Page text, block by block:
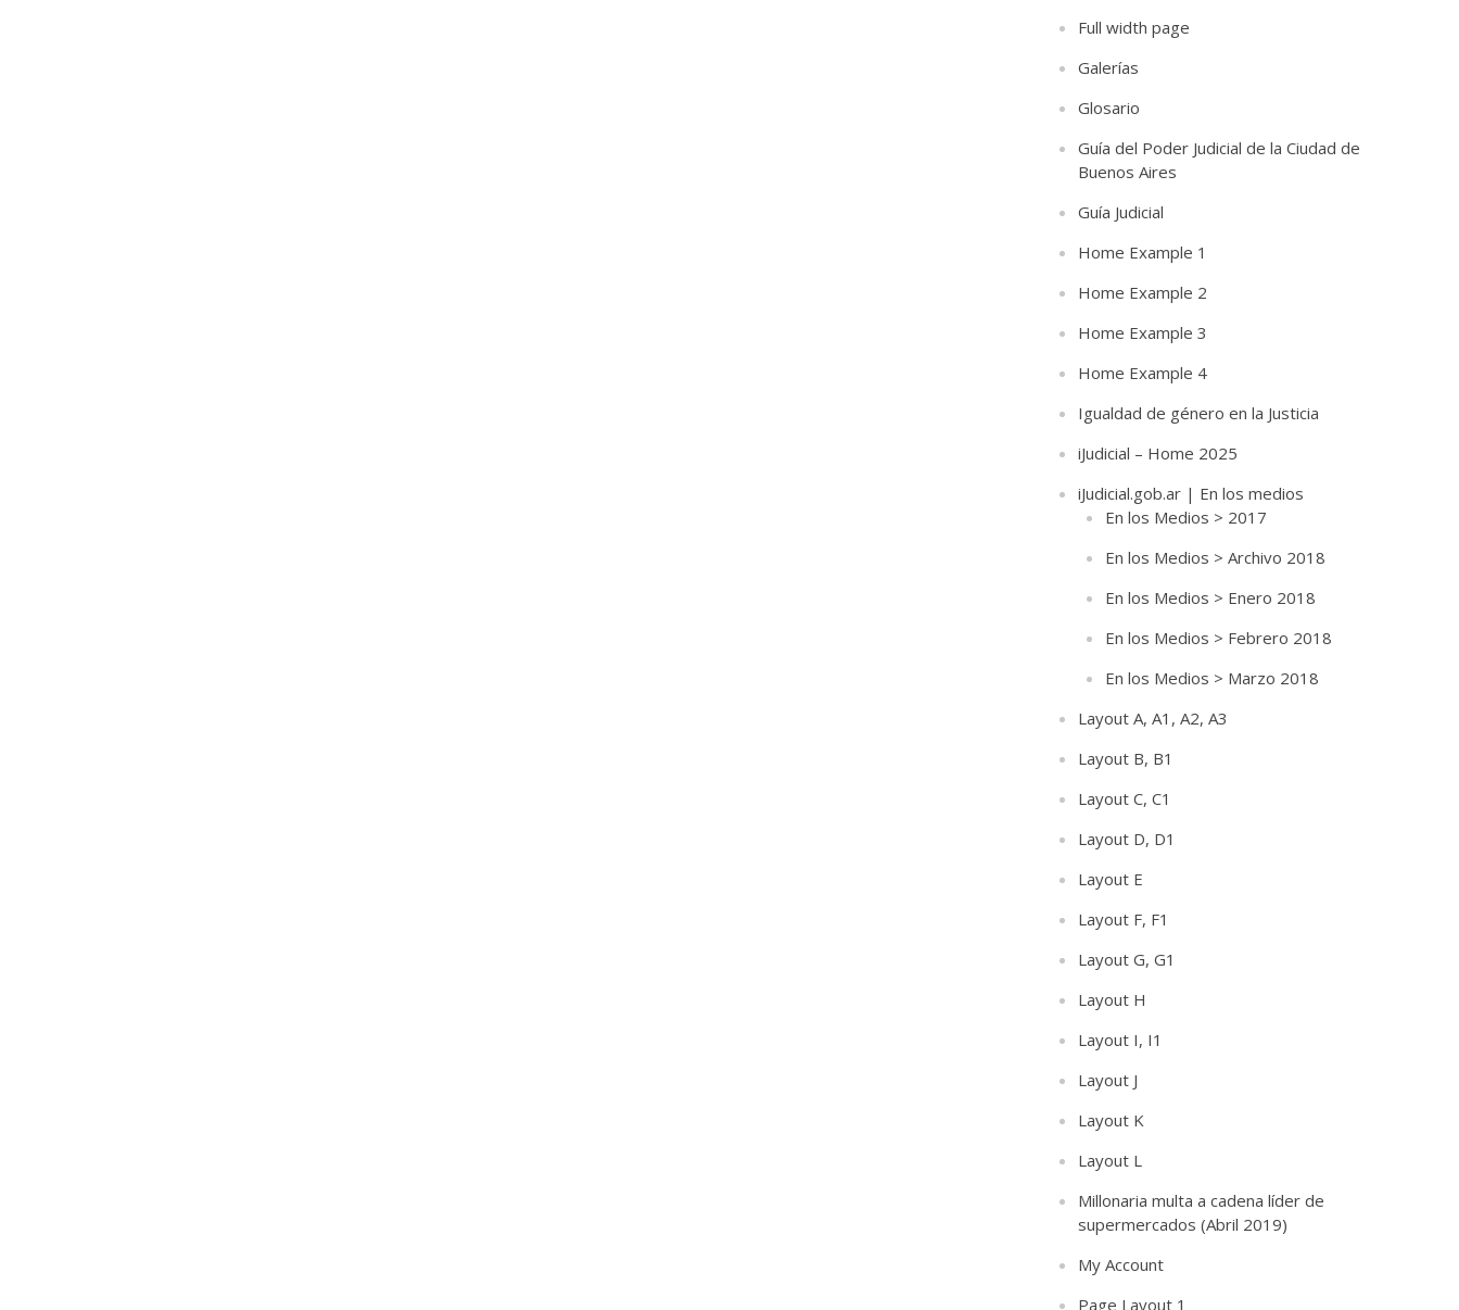
Full width page
Galerías
Glosario
Guía del Poder Judicial de la Ciudad de
Buenos Aires
Guía Judicial
Home Example 1
Home Example 2
Home Example 3
Home Example 4
Igualdad de género en la Justicia
iJudicial – Home 2025
iJudicial.gob.ar | En los medios
En los Medios > 2017
En los Medios > Archivo 2018
En los Medios > Enero 2018
En los Medios > Febrero 2018
En los Medios > Marzo 2018
Layout A, A1, A2, A3
Layout B, B1
Layout C, C1
Layout D, D1
Layout E
Layout F, F1
Layout G, G1
Layout H
Layout I, I1
Layout J
Layout K
Layout L
Millonaria multa a cadena líder de
supermercados (Abril 2019)
My Account
Page Layout 1